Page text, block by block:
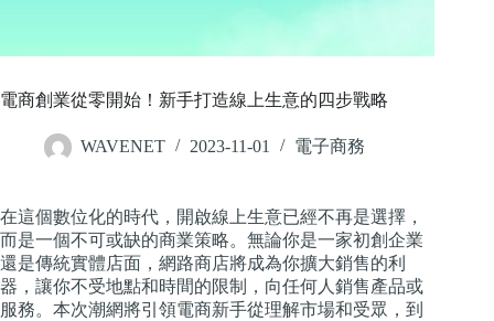
電商創業從零開始！新手打造線上生意的四步戰略
WAVENET 2023-11-01 電子商務
在這個數位化的時代，開啟線上生意已經不再是選擇，
而是一個不可或缺的商業策略。無論你是一家初創企業
還是傳統實體店面，網路商店將成為你擴大銷售的利
器，讓你不受地點和時間的限制，向任何人銷售產品或
服務。本次潮網將引領電商新手從理解市場和受眾，到